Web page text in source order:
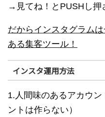
→見てね！とPUSHし押
だからインスタグラム
ある集客ツール！
インスタ運用方法
1.人間味のあるアカウ
ントは作らない）